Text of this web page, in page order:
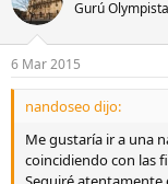
Gurú Olympista
6 Mar 2015
nandoseo dijo:
Me gustaría ir a una
coincidiendo con las